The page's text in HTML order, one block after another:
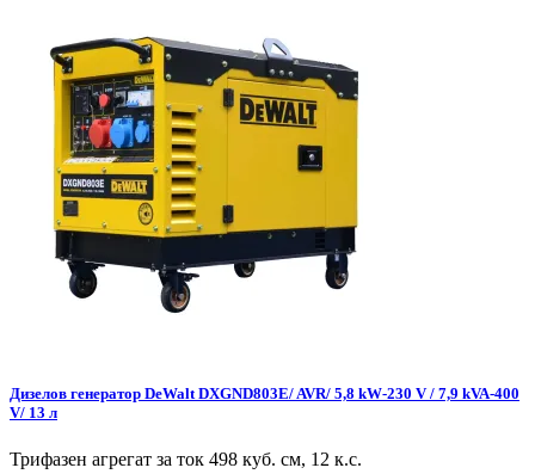
Дизелов генератор DeWalt DXGND803E/ AVR/ 5,8 kW-230 V / 7,9 kVA-400
V/ 13 л
Трифазен агрегат за ток 498 куб. см, 12 к.с.